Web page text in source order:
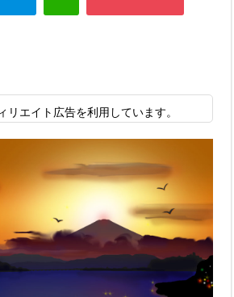
リエイト広告を利用しています。